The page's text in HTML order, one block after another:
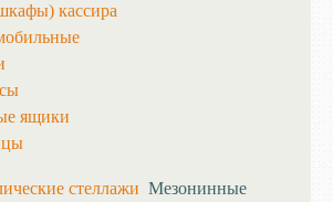
кассира
ящики
стеллажи Мезонинные